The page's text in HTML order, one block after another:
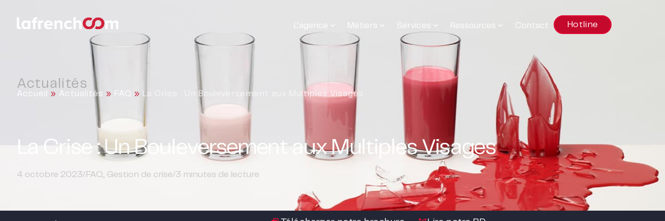
L’agence Métiers Services Ressources Contact Hotline
Actualités
Accueil » Actualités » FAQ » La Crise : Un Bouleversement aux Multiples Visages
La Crise : Un Bouleversement aux Multiples Visages
4 octobre 2023/ FAQ, Gestion de crise/3 minutes de lecture